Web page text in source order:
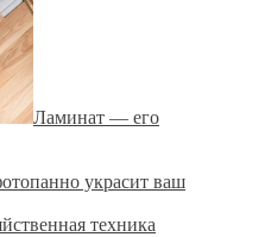
Ламинат — его
украсит ваш
техника